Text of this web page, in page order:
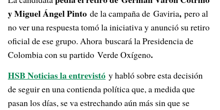
y Miguel Ángel Pinto de la campaña de Gaviria, pero al
no ver una respuesta tomó la iniciativa y anunció su retiro
oficial de ese grupo. Ahora buscará la Presidencia de
Colombia con su partido Verde Oxígeno.
HSB Noticias la entrevistó y habló sobre esta decisión
de seguir en una contienda política que, a medida que
pasan los días, se va estrechando aún más sin que se